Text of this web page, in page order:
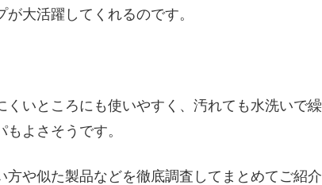
大活躍してくれるのです。
いところにも使いやすく、汚れても水洗いで繰
よさそうです。
や似た製品などを徹底調査してまとめてご紹介